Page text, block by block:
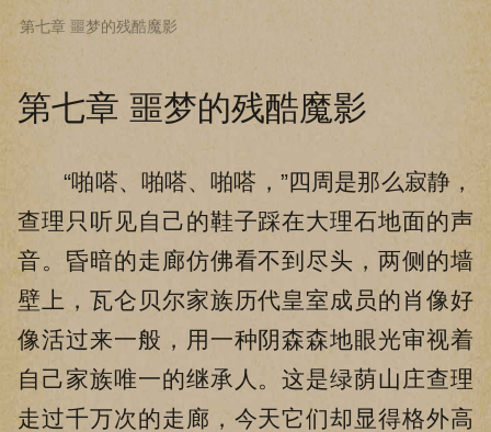
第七章 噩梦的残酷魔影
“啪嗒、啪嗒、啪嗒，”四周是那么寂静，
查理只听见自己的鞋子踩在大理石地面的声
音。昏暗的走廊仿佛看不到尽头，两侧的墙
壁上，瓦仑贝尔家族历代皇室成员的肖像好
像活过来一般，用一种阴森森地眼光审视着
自己家族唯一的继承人。这是绿荫山庄查理
走过千万次的走廊，今天它们却显得格外高
第七章 噩梦的残酷魔影